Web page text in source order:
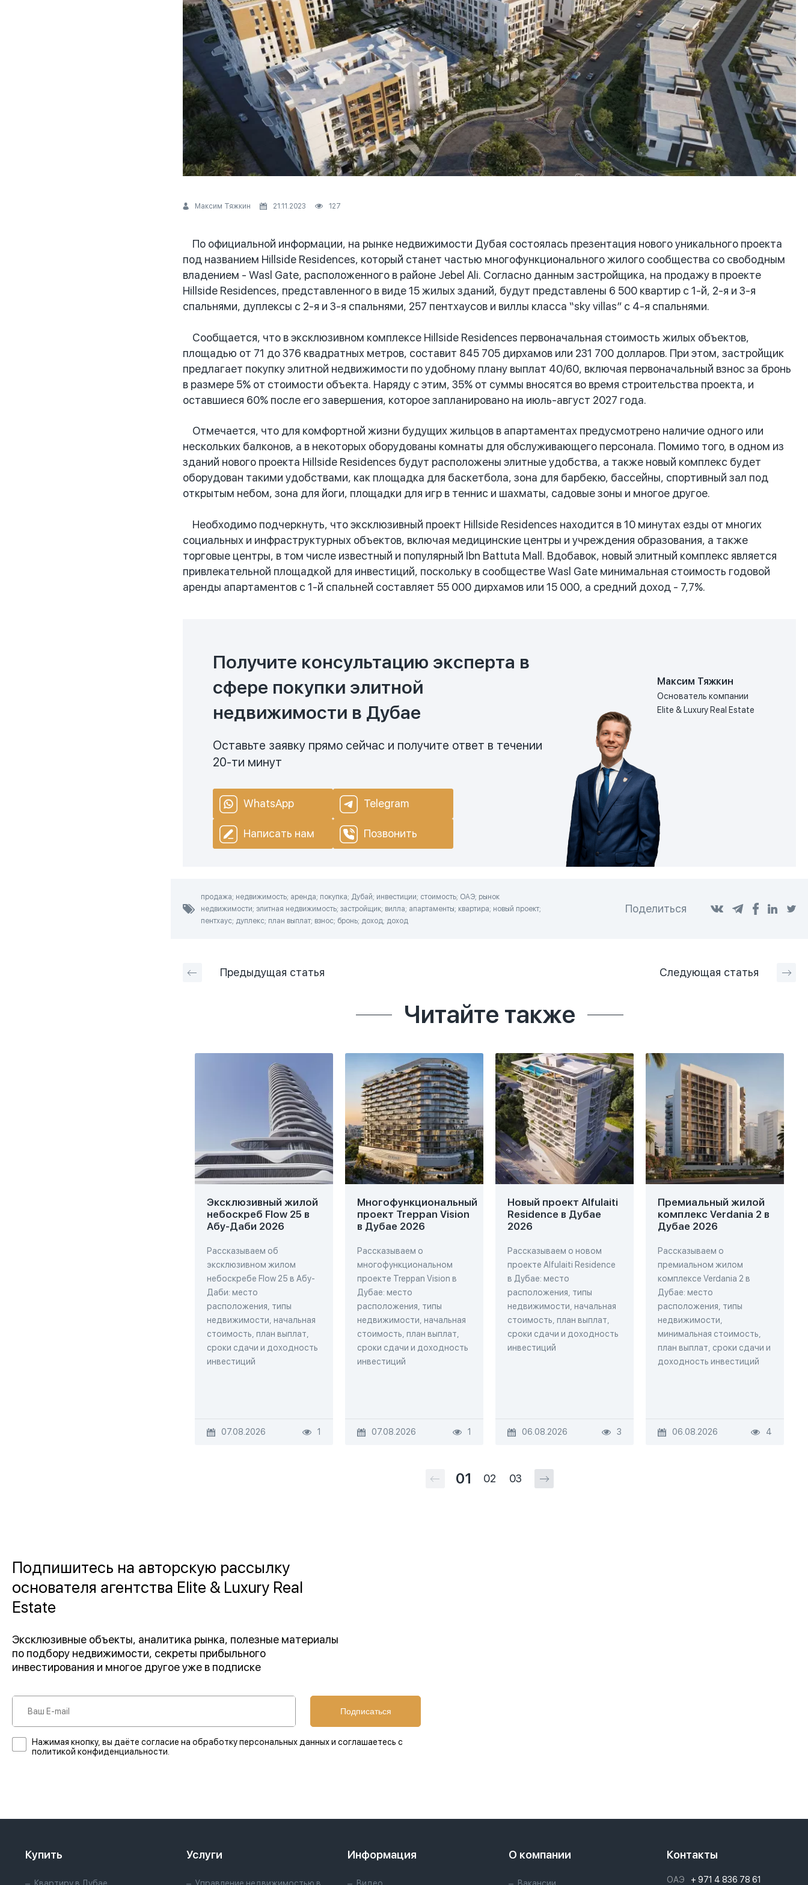
Максим Тяжкин 21.11.2023 127
По официальной информации, на рынке недвижимости Дубая состоялась презентация нового уникального проекта
под названием Hillside Residences, который станет частью многофункционального жилого сообщества со свободным
владением - Wasl Gate, расположенного в районе Jebel Ali. Согласно данным застройщика, на продажу в проекте
Hillside Residences, представленного в виде 15 жилых зданий, будут представлены 6 500 квартир с 1-й, 2-я и 3-я
спальнями, дуплексы с 2-я и 3-я спальнями, 257 пентхаусов и виллы класса “sky villas” с 4-я спальнями.
Сообщается, что в эксклюзивном комплексе Hillside Residences первоначальная стоимость жилых объектов,
площадью от 71 до 376 квадратных метров, составит 845 705 дирхамов или 231 700 долларов. При этом, застройщик
предлагает покупку элитной недвижимости по удобному плану выплат 40/60, включая первоначальный взнос за бронь
в размере 5% от стоимости объекта. Наряду с этим, 35% от суммы вносятся во время строительства проекта, и
оставшиеся 60% после его завершения, которое запланировано на июль-август 2027 года.
Отмечается, что для комфортной жизни будущих жильцов в апартаментах предусмотрено наличие одного или
нескольких балконов, а в некоторых оборудованы комнаты для обслуживающего персонала. Помимо того, в одном из
зданий нового проекта Hillside Residences будут расположены элитные удобства, а также новый комплекс будет
оборудован такими удобствами, как площадка для баскетбола, зона для барбекю, бассейны, спортивный зал под
открытым небом, зона для йоги, площадки для игр в теннис и шахматы, садовые зоны и многое другое.
Необходимо подчеркнуть, что эксклюзивный проект Hillside Residences находится в 10 минутах езды от многих
социальных и инфраструктурных объектов, включая медицинские центры и учреждения образования, а также
торговые центры, в том числе известный и популярный Ibn Battuta Mall. Вдобавок, новый элитный комплекс является
привлекательной площадкой для инвестиций, поскольку в сообществе Wasl Gate минимальная стоимость годовой
аренды апартаментов с 1-й спальней составляет 55 000 дирхамов или 15 000, а средний доход - 7,7%.
Получите консультацию эксперта в
сфере покупки элитной
недвижимости в Дубае
Оставьте заявку прямо сейчас и получите ответ в течении
20-ти минут
WhatsApp Telegram
Написать нам Позвонить
Максим Тяжкин
Основатель компании
Elite & Luxury Real Estate
продажа; недвижимость; аренда; покупка; Дубай; инвестиции; стоимость; ОАЭ; рынок
недвижимости; элитная недвижимость; застройщик; вилла; апартаменты; квартира; новый проект;
пентхаус; дуплекс; план выплат; взнос; бронь; доход; доход
Поделиться
Предыдущая статья Следующая статья
Читайте также
Эксклюзивный жилой
небоскреб Flow 25 в
Абу-Даби 2026
Рассказываем об
эксклюзивном жилом
небоскребе Flow 25 в Абу-
Даби: место
расположения, типы
недвижимости, начальная
стоимость, план выплат,
сроки сдачи и доходность
инвестиций
07.08.2026 1
Многофункциональный
проект Treppan Vision
в Дубае 2026
Рассказываем о
многофункциональном
проекте Treppan Vision в
Дубае: место
расположения, типы
недвижимости, начальная
стоимость, план выплат,
сроки сдачи и доходность
инвестиций
07.08.2026 1
Новый проект Alfulaiti
Residence в Дубае
2026
Рассказываем о новом
проекте Alfulaiti Residence
в Дубае: место
расположения, типы
недвижимости, начальная
стоимость, план выплат,
сроки сдачи и доходность
инвестиций
06.08.2026 3
Премиальный жилой
комплекс Verdania 2 в
Дубае 2026
Рассказываем о
премиальном жилом
комплексе Verdania 2 в
Дубае: место
расположения, типы
недвижимости,
минимальная стоимость,
план выплат, сроки сдачи и
доходность инвестиций
06.08.2026 4
01 02 03
Подпишитесь на авторскую рассылку
основателя агентства Elite & Luxury Real
Estate
Эксклюзивные объекты, аналитика рынка, полезные материалы
по подбору недвижимости, секреты прибыльного
инвестирования и многое другое уже в подписке
Подписаться
Нажимая кнопку, вы даёте согласие на обработку персональных данных и соглашаетесь с
политикой конфиденциальности.
Купить Услуги Информация О компании Контакты
ОАЭ + 971 4 836 78 61